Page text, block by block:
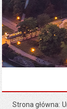
Strona główna